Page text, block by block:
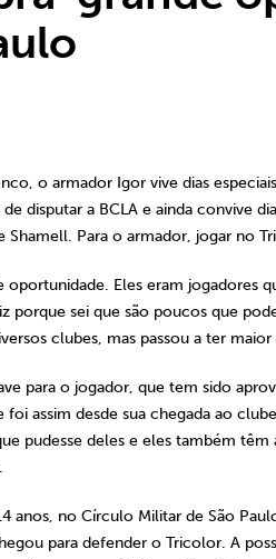
o armador Igor vive dias
disputar a BCLA e ainda convive
Shamell. Para o armador, jogar no
oportunidade. Eles eram jogadores
porque sei que são poucos que
clubes, mas passou a ter
para o jogador, que tem sido
assim desde sua chegada ao
pudesse deles e eles também
anos, no Círculo Militar de São
para defender o Tricolor. A